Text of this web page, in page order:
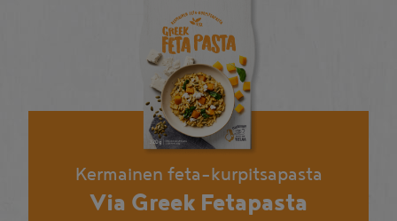
Kermainen feta-kurpitsapasta
Via Greek Fetapasta